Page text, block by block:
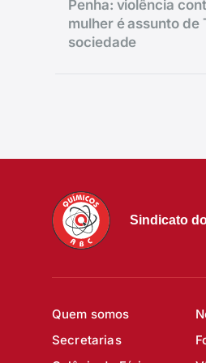
Penha: violência
mulher é assunto de
sociedade
Sindicato
Quem somos
Secretarias